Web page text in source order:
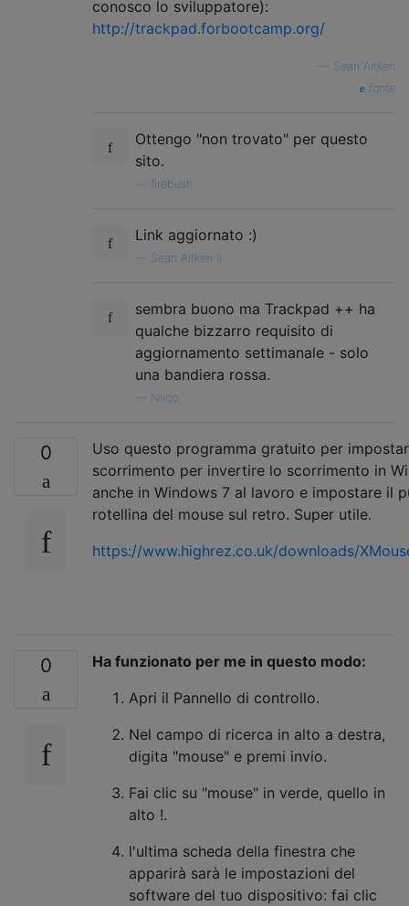
conosco lo sviluppatore):
http://trackpad.forbootcamp.org/
Sean Aitken
fonte
Ottengo "non trovato" per questo
sito.
firebush
Link aggiornato :)
Sean Aitken il
sembra buono ma Trackpad ++ ha
qualche bizzarro requisito di
aggiornamento settimanale - solo
una bandiera rossa.
Niico,
0
Uso questo programma gratuito per
scorrimento per invertire lo scorrimento in
anche in Windows 7 al lavoro e impostare il
rotellina del mouse sul retro. Super utile.
https://www.highrez.co.uk/downloads/
0
Ha funzionato per me in questo modo:
Apri il Pannello di controllo.
Nel campo di ricerca in alto a destra,
digita "mouse" e premi invio.
Fai clic su "mouse" in verde, quello in
alto !.
l'ultima scheda della finestra che
apparirà sarà le impostazioni del
software del tuo dispositivo: fai clic